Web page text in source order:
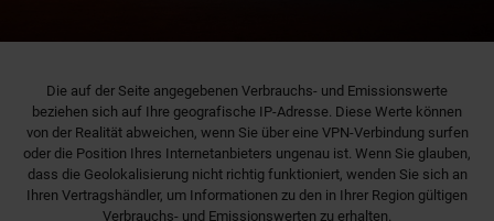
Die auf der Seite angegebenen Verbrauchs- und Emissionswerte
beziehen sich auf Ihre geografische IP-Adresse. Diese Werte können
von der Realität abweichen, wenn Sie über eine VPN-Verbindung surfen
oder die Position Ihres Internetanbieters ungenau ist. Wenn Sie glauben,
dass die Geolokalisierung nicht richtig funktioniert, wenden Sie sich an
Ihren Vertragshändler, um Informationen zu den in Ihrer Region gültigen
Verbrauchs- und Emissionswerten zu erhalten.